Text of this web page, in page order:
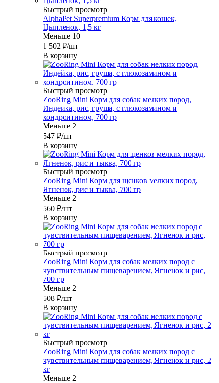
Быстрый просмотр
AlphaPet Superpremium Корм для кошек,
Цыпленок, 1,5 кг
Меньше 10
1 502 ₽/шт
В корзину
Быстрый просмотр
ZooRing Mini Корм для собак мелких пород,
Индейка, рис, груша, с глюкозамином и
хондроитином, 700 гр
Меньше 2
547 ₽/шт
В корзину
Быстрый просмотр
ZooRing Mini Корм для щенков мелких пород,
Ягненок, рис и тыква, 700 гр
Меньше 2
560 ₽/шт
В корзину
Быстрый просмотр
ZooRing Mini Корм для собак мелких пород с
чувствительным пищеварением, Ягненок и рис,
700 гр
Меньше 2
508 ₽/шт
В корзину
Быстрый просмотр
ZooRing Mini Корм для собак мелких пород с
чувствительным пищеварением, Ягненок и рис, 2
кг
Меньше 2